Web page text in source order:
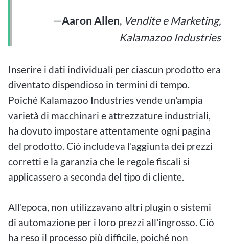
—Aaron Allen, Vendite e Marketing,
Kalamazoo Industries
Inserire i dati individuali per ciascun prodotto era
diventato dispendioso in termini di tempo.
Poiché Kalamazoo Industries vende un'ampia
varietà di macchinari e attrezzature industriali,
ha dovuto impostare attentamente ogni pagina
del prodotto. Ciò includeva l'aggiunta dei prezzi
corretti e la garanzia che le regole fiscali si
applicassero a seconda del tipo di cliente.
All'epoca, non utilizzavano altri plugin o sistemi
di automazione per i loro prezzi all'ingrosso. Ciò
ha reso il processo più difficile, poiché non